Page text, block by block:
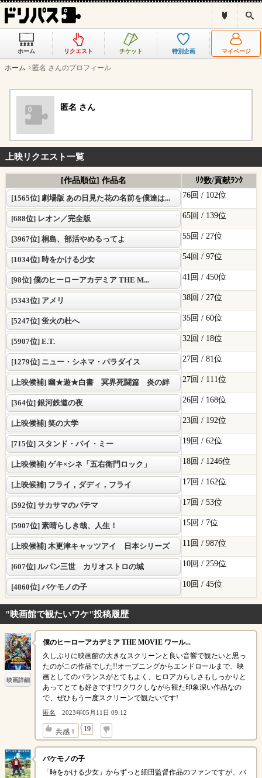
リ
ス
と
索
ホーム リクエスト チケット 特別企画 マイページ
ホーム 匿名 さんのプロフィール
匿名 さん
上映リクエスト一覧
[作品順位] 作品名
ﾘｸ数/貢献ﾗﾝｸ
[1565位] 劇場版 あの日見た花の名前を僕達は...
76回 / 102位
[688位] レオン／完全版 65回 / 139位
[3967位] 桐島、部活やめるってよ 55回 / 27位
[1034位] 時をかける少女 54回 / 97位
[98位] 僕のヒーローアカデミア THE M... 41回 / 450位
[5343位] アメリ 38回 / 27位
[5247位] 蛍火の杜へ 35回 / 60位
[5907位] E.T. 32回 / 18位
[1279位] ニュー・シネマ・パラダイス 27回 / 81位
[上映候補] 幽★遊★白書 冥界死闘篇 炎の絆 27回 / 111位
[364位] 銀河鉄道の夜 26回 / 168位
[上映候補] 笑の大学 23回 / 192位
[715位] スタンド・バイ・ミー 19回 / 62位
[上映候補] ゲキ×シネ「五右衛門ロック」 18回 / 1246位
[上映候補] フライ，ダディ，フライ 17回 / 162位
[592位] サカサマのパテマ 17回 / 53位
[5907位] 素晴らしき哉、人生！ 15回 / 7位
[上映候補] 木更津キャッツアイ 日本シリーズ 11回 / 987位
[607位] ルパン三世 カリオストロの城 10回 / 259位
[4860位] バケモノの子 10回 / 45位
"映画館で観たいワケ"投稿履歴
映画詳細
僕のヒーローアカデミア THE MOVIE ワール...
久しぶりに映画館の大きなスクリーンと良い音響で観たいと思っ
たのがこの作品でした!!オープニングからエンドロールまで、映
画としてのバランスがとてもよく、ヒロアカらしさもしっかりと
あってとても好きです!ワクワクしながら観た印象深い作品なの
で、ぜひもう一度スクリーンで観たいです!
匿名 2023年05月11日 09:12
共感！ 19
↓
バケモノの子
「時をかける少女」からずっと細田監督作品のファンですが、バ